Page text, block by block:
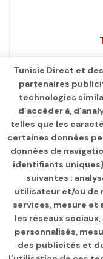
Qui sommes-nous ?
©
Tunisie Direct et
partenaires
technologies
d’accéder à,
telles que les
certaines données
données de
identifiants
suivantes :
utilisateur et/ou de
services, mesure et
les réseaux
personnalisés,
des publicités et